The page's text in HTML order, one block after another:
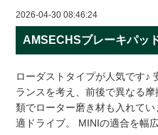
2026-04-30 08:46:24
AMSECHSブレーキパッ
ローダストタイプが人気です♪
ランスを考え、前後で異なる
類でローター磨き材も入れて
適ドライブ。 MINIの適合を幅